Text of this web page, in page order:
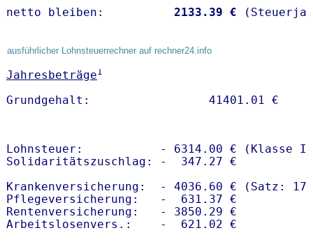
netto bleiben: 2133.39 €
ausführlicher Lohnsteuerrechner auf rechner24.info
Jahresbeträge1
Lohnsteuer:           - 6314.00 € (Klasse I)
Solidaritätszuschlag: -  347.27 €
Krankenversicherung:  - 4036.60 € (Satz:
Pflegeversicherung:   -  631.37 €
Rentenversicherung:   - 3850.29 €
Arbeitslosenvers.:    -  621.02 €